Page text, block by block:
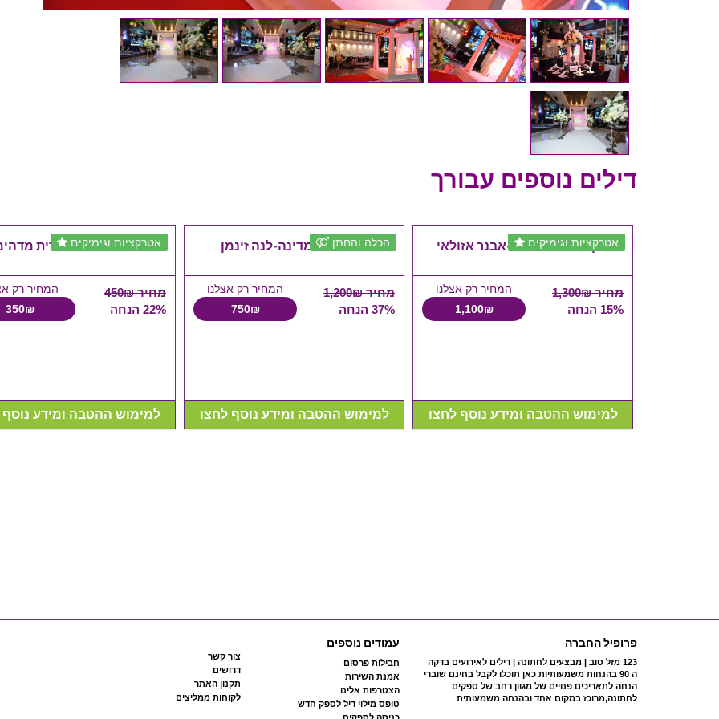
דילים נוספים עבורך
אטרקציות וגימיקים
אטרקציות לאירועים-אבנר אזולאי
מחיר 1,300₪
15% הנחה
המחיר רק אצלנו
1,100₪
למימוש ההטבה ומידע נוסף לחצו
הכלה והחתן
המאפרת של המדינה-לנה זינמן
מחיר 1,200₪
37% הנחה
המחיר רק אצלנו
750₪
למימוש ההטבה ומידע נוסף לחצו
אטרקציות וגימיקים
אבנר אזולאי-דיל לברית
מחיר 450₪
22% הנחה
המחיר רק
350₪
למימוש ההטבה ומידע נוסף
פרופיל החברה
123 מזל טוב | מבצעים לחתונה | דילים לאירועים בדקה
ה 90 בהנחות משמעותיות כאן תוכלו לקבל בחינם שוברי
הנחה לתאריכים פנויים של מגוון רחב של ספקים
לחתונה,מרוכז במקום אחד ובהנחה משמעותית
עמודים נוספים
חבילות פרסום
אמנת השירות
הצטרפות אלינו
טופס מילוי דיל לספק חדש
צור קשר
דרושים
תקנון האתר
לקוחות ממליצים